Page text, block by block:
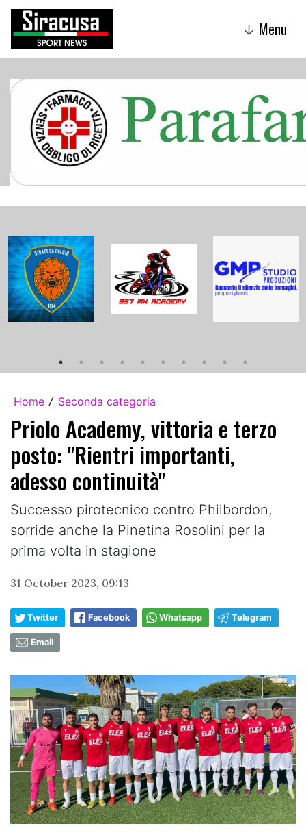
↓ Menu
Home / Seconda categoria
Priolo Academy, vittoria e terzo
posto: "Rientri importanti,
adesso continuità"
Successo pirotecnico contro Philbordon,
sorride anche la Pinetina Rosolini per la
prima volta in stagione
31 October 2023, 09:13
Twitter Facebook Whatsapp Telegram
Email